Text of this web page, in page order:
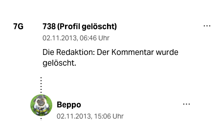
7G 738 (Profil gelöscht)
02.11.2013, 06:46 Uhr
Die Redaktion: Der Kommentar wurde
gelöscht.
Beppo
02.11.2013, 15:06 Uhr